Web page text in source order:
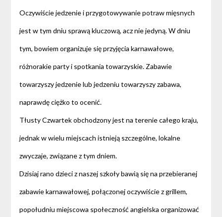
Oczywiście jedzenie i przygotowywanie potraw mięsnych
jest w tym dniu sprawą kluczową, acz nie jedyną. W dniu
tym, bowiem organizuje się przyjęcia karnawałowe,
różnorakie party i spotkania towarzyskie. Zabawie
towarzyszy jedzenie lub jedzeniu towarzyszy zabawa,
naprawdę ciężko to ocenić.
Tłusty Czwartek obchodzony jest na terenie całego kraju,
jednak w wielu miejscach istnieją szczególne, lokalne
zwyczaje, związane z tym dniem.
Dzisiaj rano dzieci z naszej szkoły bawią się na przebieranej
zabawie karnawałowej, połączonej oczywiście z grillem,
popołudniu miejscowa społeczność angielska organizować